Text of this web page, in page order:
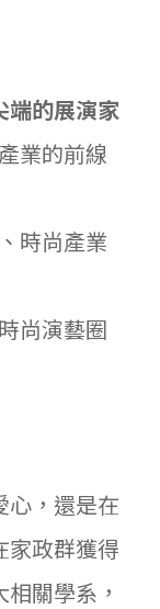
端的展演家
業的前線
時尚產業
尚演藝圈
心，還是在
家政群獲得
關學系，